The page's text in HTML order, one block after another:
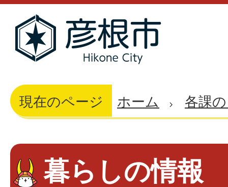
現在のページ ホーム 各課
暮らしの情報